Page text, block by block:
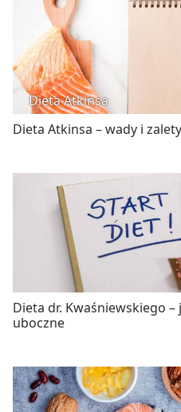
Dieta Atkinsa
Dieta Atkinsa – wady i
Dieta dr. Kwaśniewskiego
uboczne